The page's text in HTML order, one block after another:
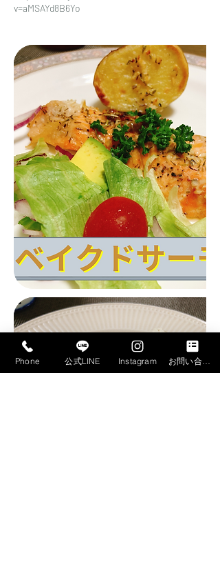
v=aMSAYd8B6Yo
Phone 公式LINE Instagram お問い合わせフォーム